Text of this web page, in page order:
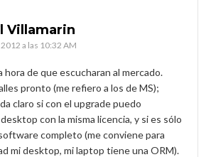
Villamarin
a las 10:32 AM
hora de que escucharan al mercado.
pronto (me refiero a los de MS);
claro si con el upgrade puedo
con la misma licencia, y si es sólo
completo (me conviene para
mi desktop, mi laptop tiene una ORM).